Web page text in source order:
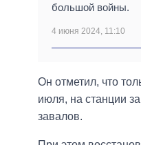
большой войны.
4 июня 2024, 11:10
Он отметил, что
июля, на станции
завалов.